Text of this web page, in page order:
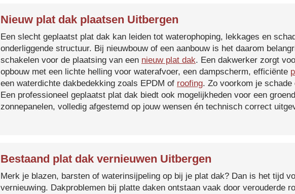
Nieuw plat dak plaatsen Uitbergen
Een slecht geplaatst plat dak kan leiden tot waterophoping, lekkages en
onderliggende structuur. Bij nieuwbouw of een aanbouw is het daarom
schakelen voor de plaatsing van een nieuw plat dak. Een dakwerker zorgt
opbouw met een lichte helling voor waterafvoer, een dampscherm, efficiënte
een waterdichte dakbedekking zoals EPDM of roofing. Zo voorkom je schade
Een professioneel geplaatst plat dak biedt ook mogelijkheden voor een
zonnepanelen, volledig afgestemd op jouw wensen én technisch correct
Bestaand plat dak vernieuwen Uitbergen
Merk je blazen, barsten of waterinsijpeling op bij je plat dak? Dan is het tijd
vernieuwing. Dakproblemen bij platte daken ontstaan vaak door verouderde